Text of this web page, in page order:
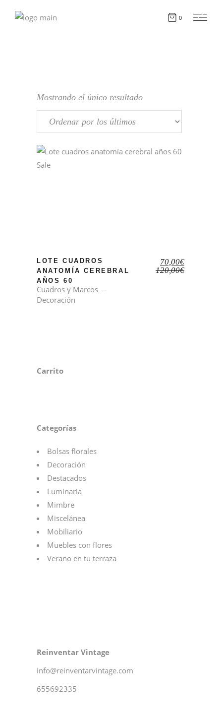
0
Mostrando el único resultado
Sale
LOTE CUADROS
ANATOMÍA CEREBRAL
AÑOS 60
Cuadros y Marcos
Decoración
120,00€
El
precio
70,00€El
precio
Carrito
Categorías
Bolsas florales
Decoración
Destacados
Luminaria
Mimbre
Miscelánea
Mobiliario
Muebles con flores
Verano en tu terraza
Reinventar Vintage
info@reinventarvintage.com
655692335